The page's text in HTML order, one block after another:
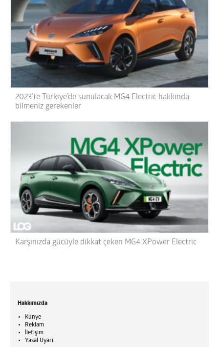
2023’te Türkiye’de sunulacak MG4 Electric hakkında
bilmeniz gerekenler
Karşınızda gücüyle dikkat çeken MG4 XPower Electric
Hakkımızda
Künye
Reklam
İletişim
Yasal Uyarı